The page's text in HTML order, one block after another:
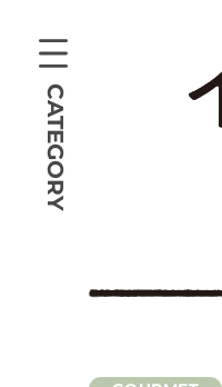
CATEGORY